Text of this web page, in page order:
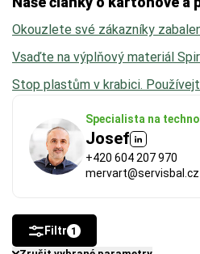
Specialista na
Josef
+420 604 207 970
mervart@servisbal.cz
Okouzlete své zákazníky
Vsaďte na výplňový materiál
Stop plastům v krabici.
Filtr 1